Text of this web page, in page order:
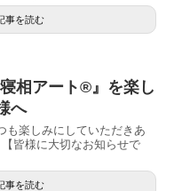
事を読む
相アート®』を楽し
へ
も楽しみにしていただきあ
皆様に大切なお知らせで
事を読む